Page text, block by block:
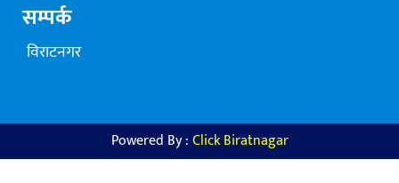
सम्पर्क
विराटनगर
Powered By :Click Biratnagar